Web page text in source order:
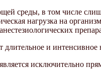
среды, в том числе
нагрузка на
и интенсивное
исключительно